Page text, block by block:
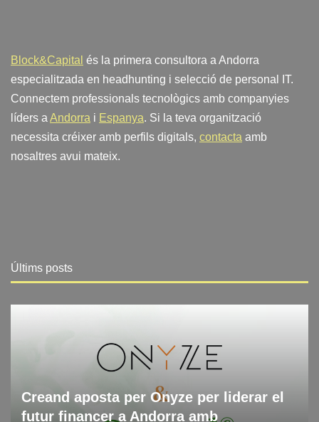
Block&Capital és la primera consultora a Andorra
especialitzada en headhunting i selecció de personal IT.
Connectem professionals tecnològics amb companyies
líders a Andorra i Espanya. Si la teva organització
necessita créixer amb perfils digitals, contacta amb
nosaltres avui mateix.
Últims posts
Creand aposta per Onyze per liderar el
futur financer a Andorra amb